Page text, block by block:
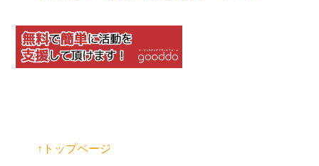
↑トップページ